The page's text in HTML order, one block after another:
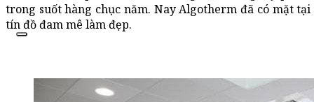
trong suốt hàng chục năm. Nay Algotherm đã có mặt
tín đồ đam mê làm đẹp.